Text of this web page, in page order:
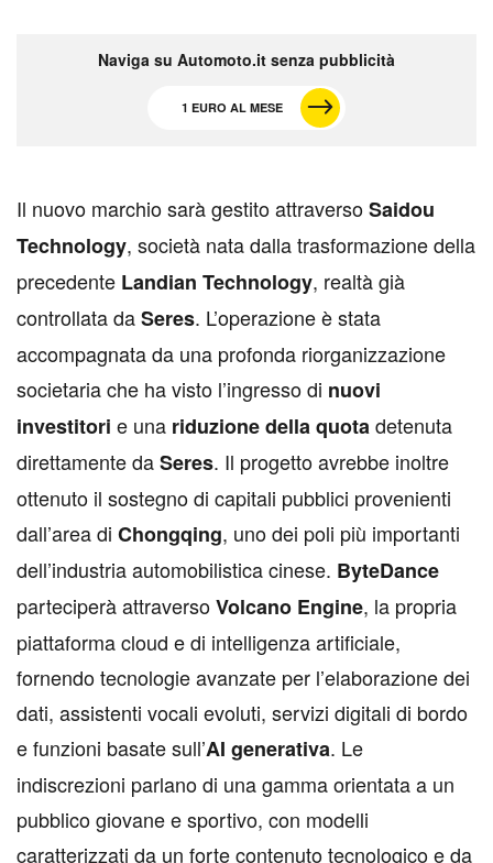
Naviga su Automoto.it senza pubblicità
1 EURO AL MESE
Il nuovo marchio sarà gestito attraversoSaidou
Technology, società nata dalla trasformazione della
precedente Landian Technology, realtà già
controllata daSeres. L’operazione è stata
accompagnata da una profonda riorganizzazione
societaria che ha visto l’ingresso di nuovi
investitori e una riduzione della quotadetenuta
direttamente daSeres. Il progetto avrebbe inoltre
ottenuto il sostegno di capitali pubblici provenienti
dall’area di Chongqing, uno dei poli più importanti
dell’industria automobilistica cinese. ByteDance
parteciperà attraversoVolcano Engine, la propria
piattaforma cloud e di intelligenza artificiale,
fornendo tecnologie avanzate per l’elaborazione dei
dati, assistenti vocali evoluti, servizi digitali di bordo
e funzioni basate sull’AI generativa. Le
indiscrezioni parlano di una gamma orientata a un
pubblico giovane e sportivo, con modelli
caratterizzati da un forte contenuto tecnologico e da